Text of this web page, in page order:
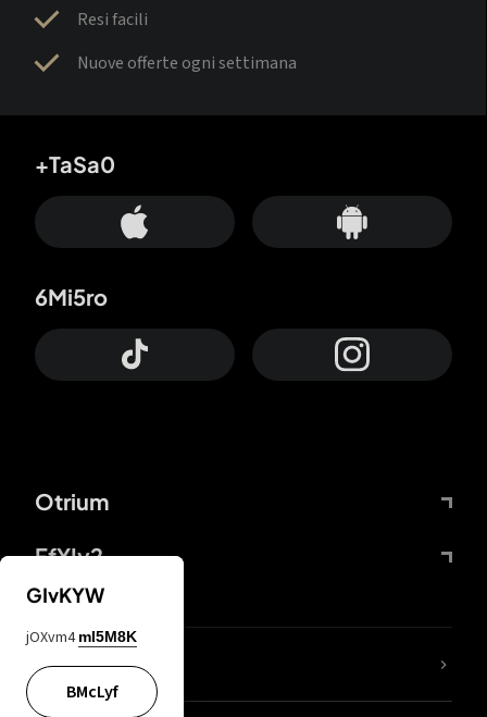
Resi facili
Nuove offerte ogni settimana
Otrium
FfYIy2
+TaSa0
6Mi5ro
Lj7sBL
GIvKYW
jOXvm4 mI5M8K
BMcLyf